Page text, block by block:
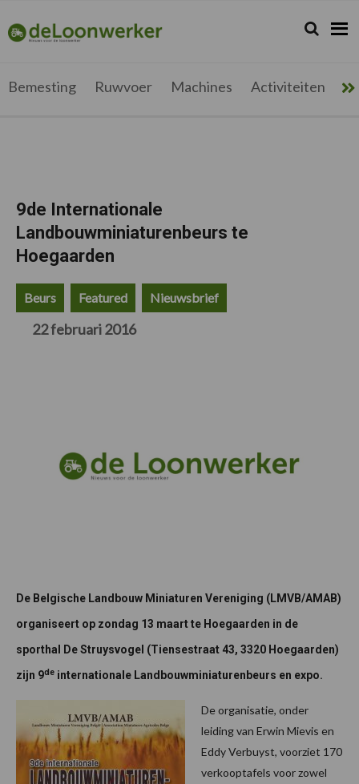
de
hoofdnavigatie
de
hoofd
de
eerste
de
voettekst
deloonwerker.be Zoeken...
Zoek
Bemesting Ruwvoer Machines Activiteiten
9de Internationale
Landbouwminiaturenbeurs te
Hoegaarden
Beurs Featured Nieuwsbrief
22 februari 2016
De Belgische Landbouw Miniaturen Vereniging (LMVB/AMAB)
organiseert op zondag 13 maart te Hoegaarden in de
sporthal De Struysvogel (Tiensestraat 43, 3320 Hoegaarden)
zijn 9de internationale Landbouwminiaturenbeurs en expo.
De organisatie, onder
leiding van Erwin Mievis en
Eddy Verbuyst, voorziet 170
verkooptafels voor zowel